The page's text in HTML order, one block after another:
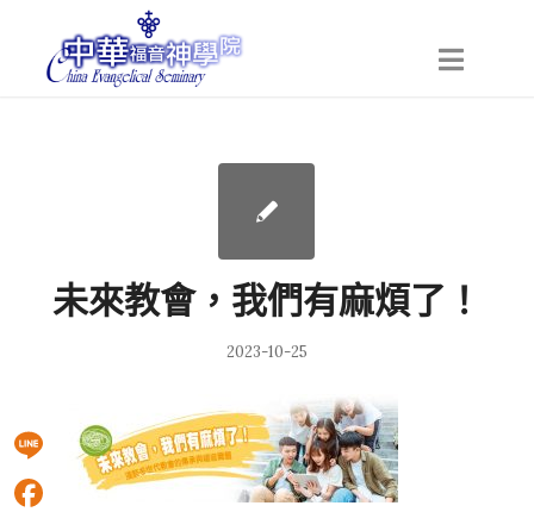
未來教會，我們有麻煩了！
2023-10-25
Line